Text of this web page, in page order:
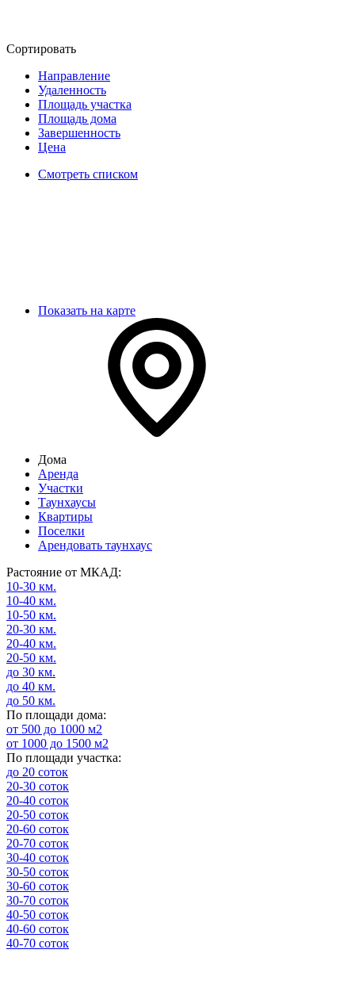
Сортировать
Направление
Удаленность
Площадь участка
Площадь дома
Завершенность
Цена
Смотреть списком
Показать на карте
Дома
Аренда
Участки
Таунхаусы
Квартиры
Поселки
Арендовать таунхаус
Растояние от МКАД:
10-30 км.
10-40 км.
10-50 км.
20-30 км.
20-40 км.
20-50 км.
до 30 км.
до 40 км.
до 50 км.
По площади дома:
от 500 до 1000 м2
от 1000 до 1500 м2
По площади участка:
до 20 соток
20-30 соток
20-40 соток
20-50 соток
20-60 соток
20-70 соток
30-40 соток
30-50 соток
30-60 соток
30-70 соток
40-50 соток
40-60 соток
40-70 соток